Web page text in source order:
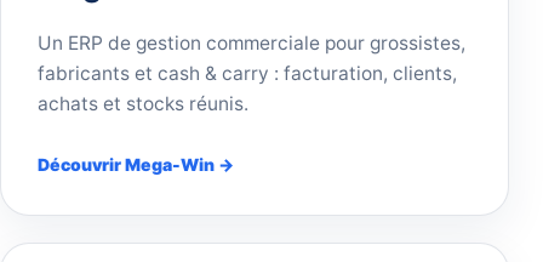
Un ERP de gestion commerciale pour grossistes,
fabricants et cash & carry : facturation, clients,
achats et stocks réunis.
Découvrir Mega-Win →